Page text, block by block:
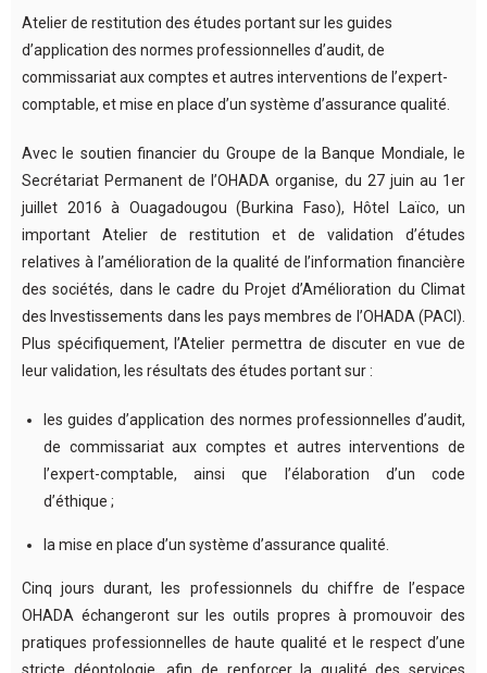
Atelier de restitution des études portant sur les guides
d’application des normes professionnelles d’audit, de
commissariat aux comptes et autres interventions de l’expert-
comptable, et mise en place d’un système d’assurance qualité.
Avec le soutien financier du Groupe de la Banque Mondiale, le
Secrétariat Permanent de l’OHADA organise, du 27 juin au 1er
juillet 2016 à Ouagadougou (Burkina Faso), Hôtel Laïco, un
important Atelier de restitution et de validation d’études
relatives à l’amélioration de la qualité de l’information financière
des sociétés, dans le cadre du Projet d’Amélioration du Climat
des Investissements dans les pays membres de l’OHADA (PACI).
Plus spécifiquement, l’Atelier permettra de discuter en vue de
leur validation, les résultats des études portant sur :
les guides d’application des normes professionnelles d’audit,
de commissariat aux comptes et autres interventions de
l’expert-comptable, ainsi que l’élaboration d’un code
d’éthique ;
la mise en place d’un système d’assurance qualité.
Cinq jours durant, les professionnels du chiffre de l’espace
OHADA échangeront sur les outils propres à promouvoir des
pratiques professionnelles de haute qualité et le respect d’une